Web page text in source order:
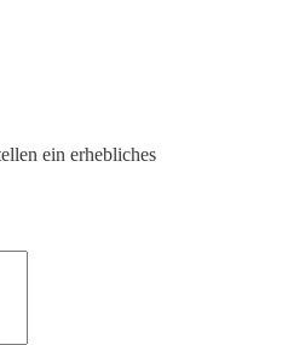
ein erhebliches